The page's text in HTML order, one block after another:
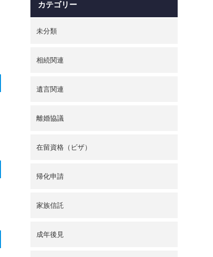
カテゴリー
未分類
相続関連
遺言関連
離婚協議
在留資格（ビザ）
帰化申請
家族信託
成年後見